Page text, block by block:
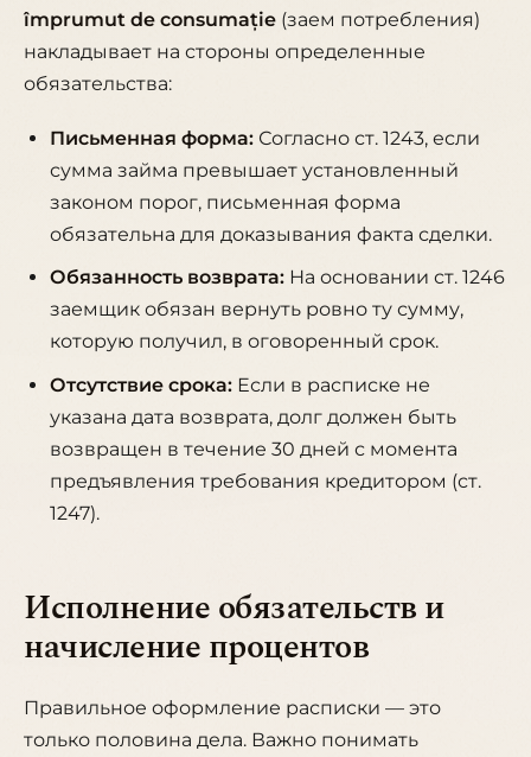
împrumut de consumație (заем потребления)
накладывает на стороны определенные
обязательства:
Письменная форма:Согласно ст. 1243, если
сумма займа превышает установленный
законом порог, письменная форма
обязательна для доказывания факта сделки.
Обязанность возврата:На основании ст. 1246
заемщик обязан вернуть ровно ту сумму,
которую получил, в оговоренный срок.
Отсутствие срока:Если в расписке не
указана дата возврата, долг должен быть
возвращен в течение 30 дней с момента
предъявления требования кредитором (ст.
1247).
Исполнение обязательств и
начисление процентов
Правильное оформление расписки — это
только половина дела. Важно понимать